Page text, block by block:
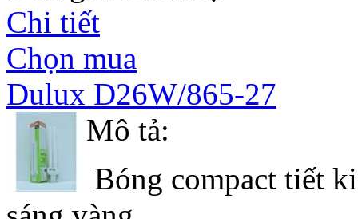
Chi tiết
Chọn mua
Dulux D26W/865-27
Mô tả:
Bóng compact tiết